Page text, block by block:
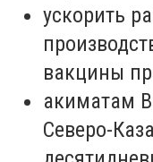
ускорить
вакцины
акиматам
Северо-